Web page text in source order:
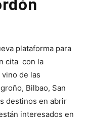
plataforma para
cita con la
de las
Bilbao, San
destinos en abrir
interesados en